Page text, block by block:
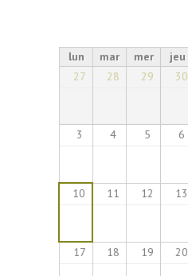
lun mar mer jeu
27
28 29 30
3 4 5 6
10 11 12 13
17 18 19 20